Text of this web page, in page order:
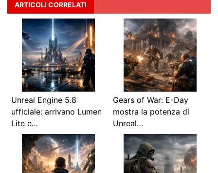
ARTICOLI CORRELATI
Unreal Engine 5.8
ufficiale: arrivano Lumen
Lite e…
Gears of War: E-Day
mostra la potenza di
Unreal…